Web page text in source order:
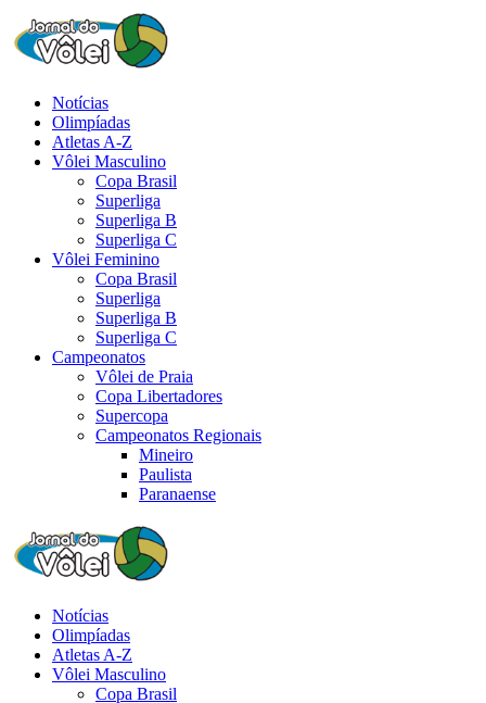
Notícias
Olimpíadas
Atletas A-Z
Vôlei Masculino
Copa Brasil
Superliga
Superliga B
Superliga C
Vôlei Feminino
Copa Brasil
Superliga
Superliga B
Superliga C
Campeonatos
Vôlei de Praia
Copa Libertadores
Supercopa
Campeonatos Regionais
Mineiro
Paulista
Paranaense
Notícias
Olimpíadas
Atletas A-Z
Vôlei Masculino
Copa Brasil